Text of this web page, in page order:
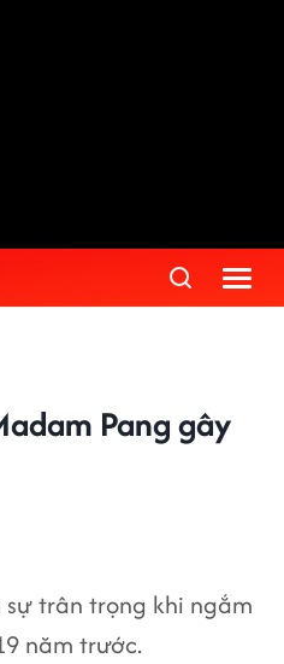
Pang gây
trân trọng khi ngắm
năm trước.